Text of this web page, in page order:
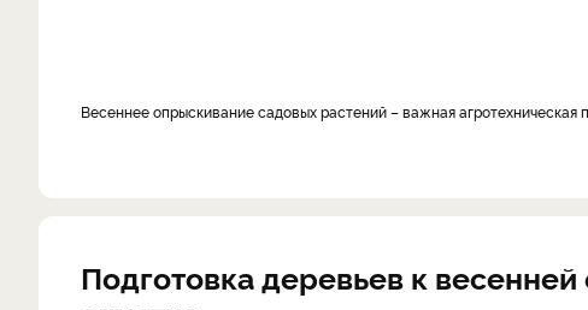
Весеннее опрыскивание садовых растений – важная агротехническая
Подготовка деревьев к